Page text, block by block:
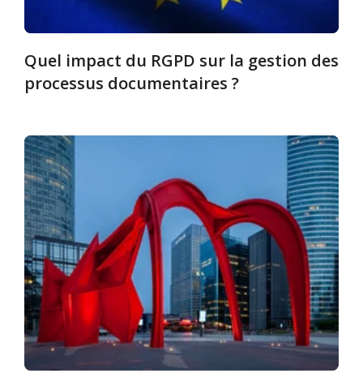
Quel impact du RGPD sur la gestion des
processus documentaires ?